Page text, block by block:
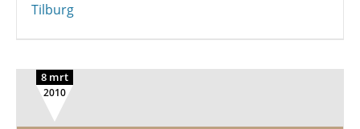
Tilburg
8 mrt
2010